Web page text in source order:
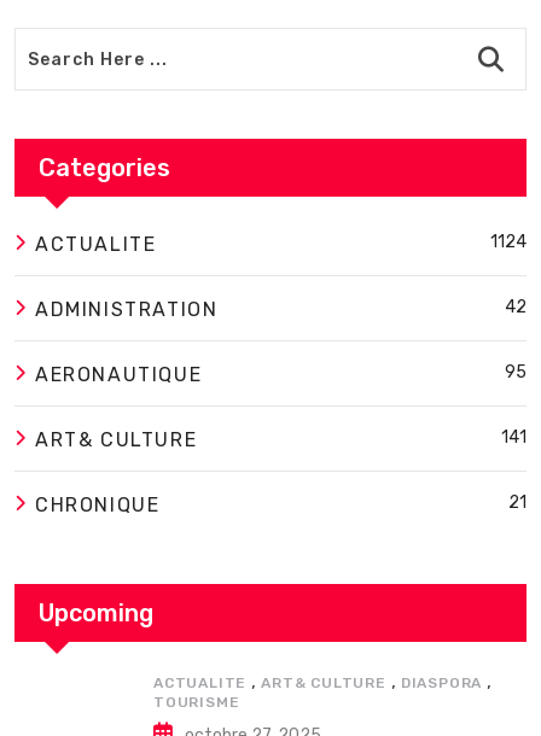
Categories
ACTUALITE 1124
ADMINISTRATION 42
AERONAUTIQUE 95
ART& CULTURE 141
CHRONIQUE 21
Upcoming
ACTUALITE ,ART& CULTURE , DIASPORA ,
TOURISME